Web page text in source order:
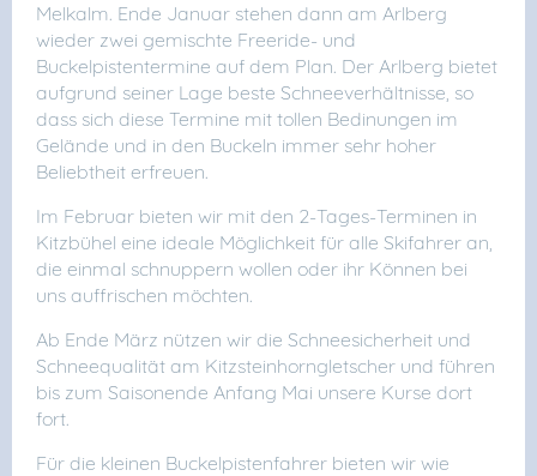
Melkalm. Ende Januar stehen dann am Arlberg
wieder zwei gemischte Freeride- und
Buckelpistentermine auf dem Plan. Der Arlberg bietet
aufgrund seiner Lage beste Schneeverhältnisse, so
dass sich diese Termine mit tollen Bedinungen im
Gelände und in den Buckeln immer sehr hoher
Beliebtheit erfreuen.
Im Februar bieten wir mit den 2-Tages-Terminen in
Kitzbühel eine ideale Möglichkeit für alle Skifahrer an,
die einmal schnuppern wollen oder ihr Können bei
uns auffrischen möchten.
Ab Ende März nützen wir die Schneesicherheit und
Schneequalität am Kitzsteinhorngletscher und führen
bis zum Saisonende Anfang Mai unsere Kurse dort
fort.
Für die kleinen Buckelpistenfahrer bieten wir wie